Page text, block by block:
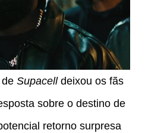
Supacelldeixou os fãs
sobre o destino de
retorno surpresa